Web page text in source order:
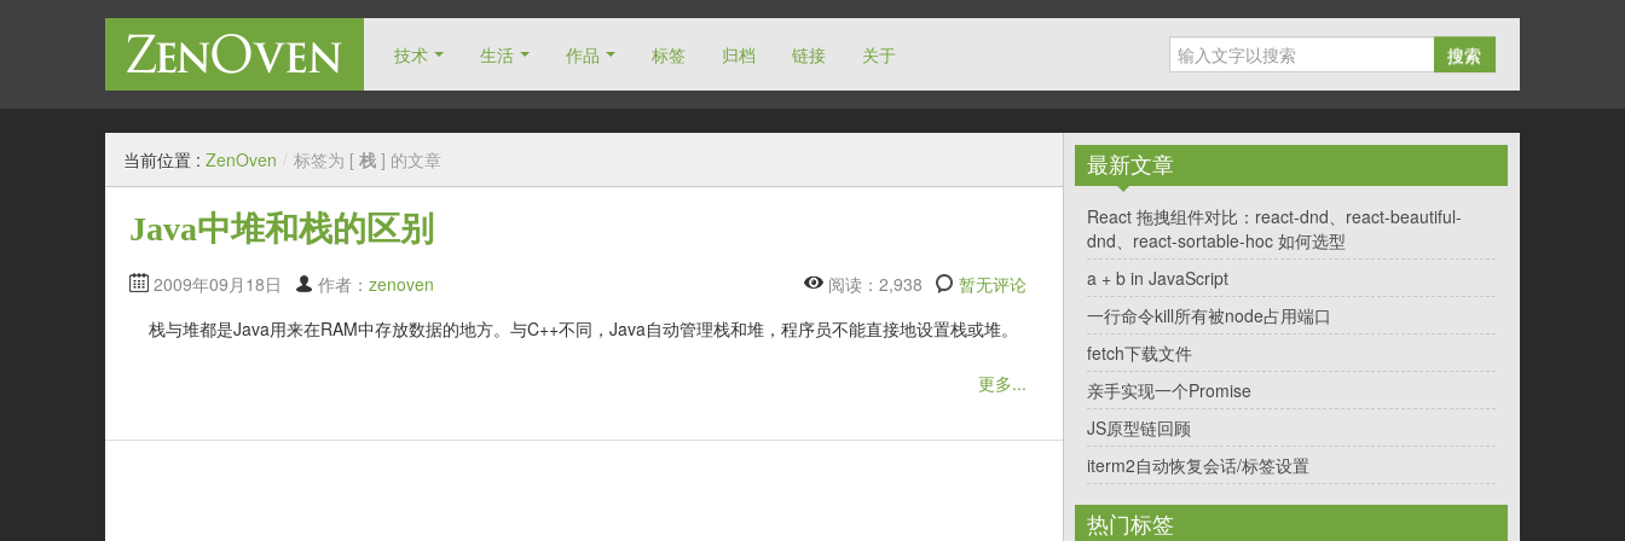
技术 生活 作品 标签 归档 链接 关于 搜索
自由人博客
当前位置 : ZenOven / 标签为 [ 栈 ] 的文章
Java中堆和栈的区别
2009年09月18日 作者： zenoven 阅读：2,938
暂无评论
栈与堆都是Java用来在RAM中存放数据的地方。与C++不同，Java自动管理栈和堆，程序员不能直接地设置栈或堆。
更多...
最新文章
React 拖拽组件对比：react-dnd、react-beautiful-
dnd、react-sortable-hoc 如何选型
a + b in JavaScript
一行命令kill所有被node占用端口
fetch下载文件
亲手实现一个Promise
JS原型链回顾
iterm2自动恢复会话/标签设置
热门标签